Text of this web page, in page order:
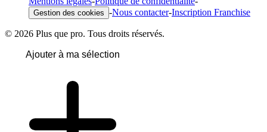
Gestion des cookies -Nous contacter-Inscription Franchise
© 2026 Plus que pro. Tous droits réservés.
Ajouter à ma sélection